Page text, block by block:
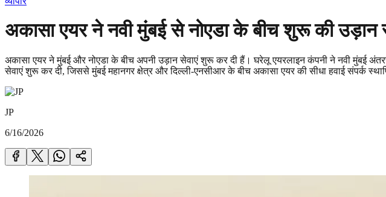
अकासा एयर ने नवी मुंबई से नोएडा के बीच शुरू की उड़ान
अकासा एयर ने मुंबई और नोएडा के बीच अपनी उड़ान सेवाएं शुरू कर दी हैं। घरेलू एयरलाइन कंपनी ने नवी मुंबई
सेवाएं शुरू कर दी, जिससे मुंबई महानगर क्षेत्र और दिल्ली-एनसीआर के बीच अकासा एयर की सीधा हवाई संपर्क
JP
6/16/2026